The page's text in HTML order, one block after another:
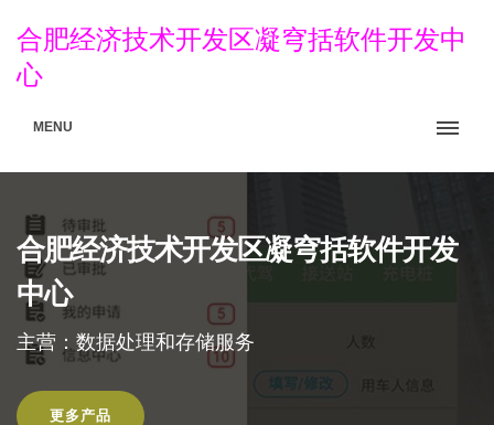
合肥经济技术开发区凝穹括软件开发中
心
MENU
合肥经济技术开发区凝穹括软件开发
中心
主营：数据处理和存储服务
更多产品